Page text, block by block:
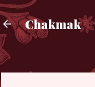
Chakmak